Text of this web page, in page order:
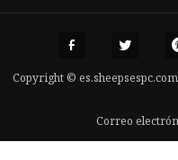
Copyright ©
Correo